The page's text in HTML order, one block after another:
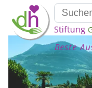
Stiftung
Beste